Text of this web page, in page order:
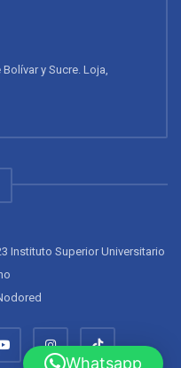
y Sucre. Loja,
Instituto Superior Universitario
Whatsapp